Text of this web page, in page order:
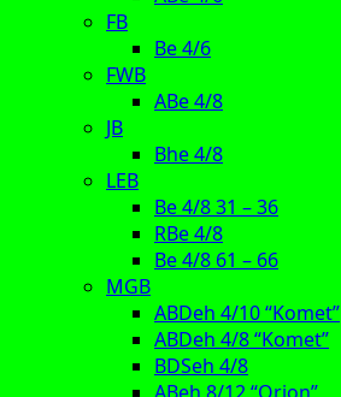
FB
Be 4/6
FWB
ABe 4/8
JB
Bhe 4/8
LEB
Be 4/8 31 – 36
RBe 4/8
Be 4/8 61 – 66
MGB
ABDeh 4/10 “Komet”
ABDeh 4/8 “Komet”
BDSeh 4/8